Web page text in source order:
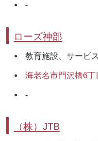
-
ローズ神部
教育施設、サービ
海老名市門沢橋6丁
-
（株）JTB